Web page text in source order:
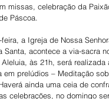
missas, celebração da
Páscoa.
a Igreja de Nossa
Santa, acontece a via-sacra
às 21h, será
em prelúdios – Meditação
ainda uma ceia de
celebrações, no domingo